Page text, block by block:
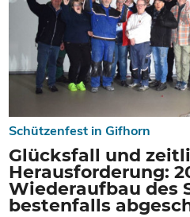
Schützenfest in Gifhorn
Glücksfall und
Herausforderung:
Wiederaufbau des
bestenfalls